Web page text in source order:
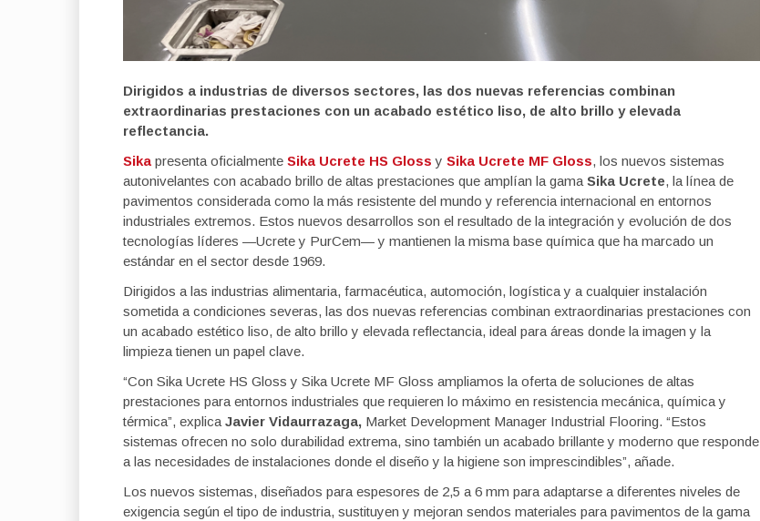
Dirigidos a industrias de diversos sectores, las dos nuevas referencias combinan
extraordinarias prestaciones con un acabado estético liso, de alto brillo y elevada
reflectancia.
Sika presenta oficialmente Sika Ucrete HS Gloss y Sika Ucrete MF Gloss, los nuevos sistemas
autonivelantes con acabado brillo de altas prestaciones que amplían la gama Sika Ucrete, la línea de
pavimentos considerada como la más resistente del mundo y referencia internacional en entornos
industriales extremos. Estos nuevos desarrollos son el resultado de la integración y evolución de dos
tecnologías líderes —Ucrete y PurCem— y mantienen la misma base química que ha marcado un
estándar en el sector desde 1969.
Dirigidos a las industrias alimentaria, farmacéutica, automoción, logística y a cualquier instalación
sometida a condiciones severas, las dos nuevas referencias combinan extraordinarias prestaciones con
un acabado estético liso, de alto brillo y elevada reflectancia, ideal para áreas donde la imagen y la
limpieza tienen un papel clave.
“Con Sika Ucrete HS Gloss y Sika Ucrete MF Gloss ampliamos la oferta de soluciones de altas
prestaciones para entornos industriales que requieren lo máximo en resistencia mecánica, química y
térmica”, explica Javier Vidaurrazaga, Market Development Manager Industrial Flooring. “Estos
sistemas ofrecen no solo durabilidad extrema, sino también un acabado brillante y moderno que responde
a las necesidades de instalaciones donde el diseño y la higiene son imprescindibles”, añade.
Los nuevos sistemas, diseñados para espesores de 2,5 a 6 mm para adaptarse a diferentes niveles de
exigencia según el tipo de industria, sustituyeny mejoran sendos materiales para pavimentos de la gama